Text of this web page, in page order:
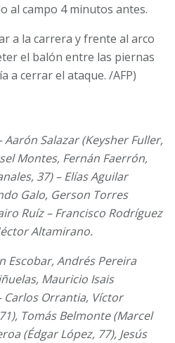
al campo 4 minutos antes.
a la carrera y frente al arco
el balón entre las piernas
a cerrar el ataque. /AFP)
Aarón Salazar (Keysher Fuller,
Montes, Fernán Faerrón,
37) – Elías Aguilar
Galo, Gerson Torres
Ruíz – Francisco Rodríguez
Altamirano.
Escobar, Andrés Pereira
Mauricio Isais
Carlos Orrantia, Víctor
Tomás Belmonte (Marcel
(Édgar López, 77), Jesús